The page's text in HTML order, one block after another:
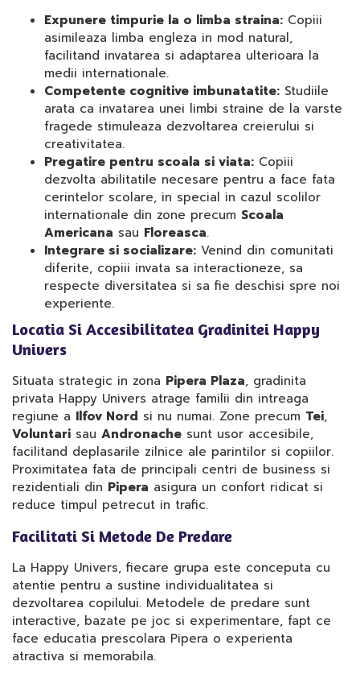
Expunere timpurie la o limba straina: Copiii
asimileaza limba engleza in mod natural,
facilitand invatarea si adaptarea ulterioara la
medii internationale.
Competente cognitive imbunatatite: Studiile
arata ca invatarea unei limbi straine de la varste
fragede stimuleaza dezvoltarea creierului si
creativitatea.
Pregatire pentru scoala si viata: Copiii
dezvolta abilitatile necesare pentru a face fata
cerintelor scolare, in special in cazul scolilor
internationale din zone precum Scoala
Americana sau Floreasca.
Integrare si socializare: Venind din comunitati
diferite, copiii invata sa interactioneze, sa
respecte diversitatea si sa fie deschisi spre noi
experiente.
Locatia Si Accesibilitatea Gradinitei Happy
Univers
Situata strategic in zona Pipera Plaza, gradinita
privata Happy Univers atrage familii din intreaga
regiune a Ilfov Nord si nu numai. Zone precum Tei,
Voluntari sau Andronache sunt usor accesibile,
facilitand deplasarile zilnice ale parintilor si copiilor.
Proximitatea fata de principali centri de business si
rezidentiali din Pipera asigura un confort ridicat si
reduce timpul petrecut in trafic.
Facilitati Si Metode De Predare
La Happy Univers, fiecare grupa este conceputa cu
atentie pentru a sustine individualitatea si
dezvoltarea copilului. Metodele de predare sunt
interactive, bazate pe joc si experimentare, fapt ce
face educatia prescolara Pipera o experienta
atractiva si memorabila.